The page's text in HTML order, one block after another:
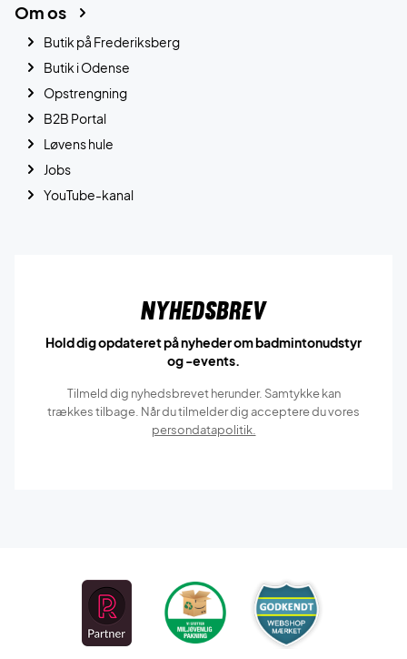
Om os
Butik på Frederiksberg
Butik i Odense
Opstrengning
B2B Portal
Løvens hule
Jobs
YouTube-kanal
Nyhedsbrev
Hold dig opdateret på nyheder om badmintonudstyr
og -events.
Tilmeld dig nyhedsbrevet herunder. Samtykke kan
trækkes tilbage. Når du tilmelder dig acceptere du vores
persondatapolitik.